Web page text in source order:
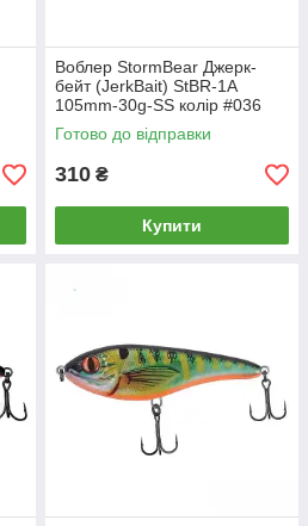
Воблер StormBear Джерк-
бейт (JerkBait) StBR-1A
105mm-30g-SS колір #036
Готово до відправки
310 ₴
Купити